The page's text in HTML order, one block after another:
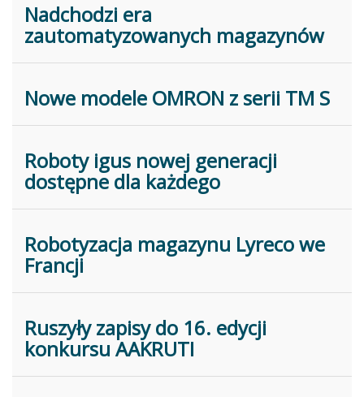
Nadchodzi era
zautomatyzowanych magazynów
Nowe modele OMRON z serii TM S
Roboty igus nowej generacji
dostępne dla każdego
Robotyzacja magazynu Lyreco we
Francji
Ruszyły zapisy do 16. edycji
konkursu AAKRUTI